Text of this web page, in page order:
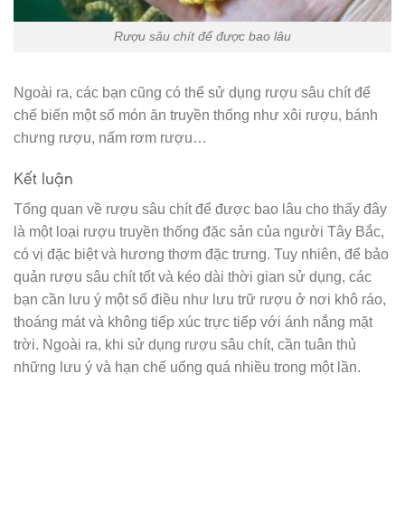
Rượu sâu chít để được bao lâu
Ngoài ra, các bạn cũng có thể sử dụng rượu sâu chít để
chế biến một số món ăn truyền thống như xôi rượu, bánh
chưng rượu, nấm rơm rượu…
Kết luận
Tổng quan về rượu sâu chít để được bao lâu cho thấy đây
là một loại rượu truyền thống đặc sản của người Tây Bắc,
có vị đặc biệt và hương thơm đặc trưng. Tuy nhiên, để bảo
quản rượu sâu chít tốt và kéo dài thời gian sử dụng, các
bạn cần lưu ý một số điều như lưu trữ rượu ở nơi khô ráo,
thoáng mát và không tiếp xúc trực tiếp với ánh nắng mặt
trời. Ngoài ra, khi sử dụng rượu sâu chít, cần tuân thủ
những lưu ý và hạn chế uống quá nhiều trong một lần.